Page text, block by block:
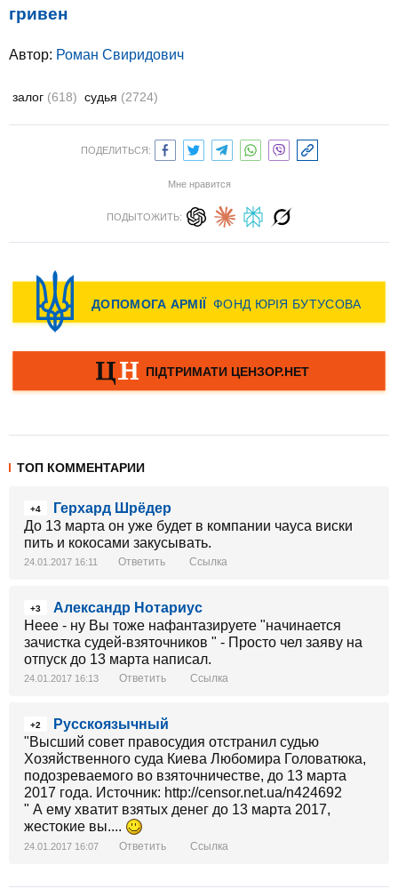
гривен
Автор: Роман Свиридович
залог (618) судья (2724)
ПОДЕЛИТЬСЯ:
Мне нравится
ПОДЫТОЖИТЬ:
ТОП КОММЕНТАРИИ
+4
Герхард Шрёдер
До 13 марта он уже будет в компании чауса виски
пить и кокосами закусывать.
24.01.2017 16:11 Ответить Ссылка
+3
Александр Нотариус
Неее - ну Вы тоже нафантазируете "начинается
зачистка судей-взяточников " - Просто чел заяву на
отпуск до 13 марта написал.
24.01.2017 16:13 Ответить Ссылка
+2
Русскоязычный
"Высший совет правосудия отстранил судью
Хозяйственного суда Киева Любомира Головатюка,
подозреваемого во взяточничестве, до 13 марта
2017 года. Источник: http://censor.net.ua/n424692
" А ему хватит взятых денег до 13 марта 2017,
жестокие вы....
24.01.2017 16:07 Ответить Ссылка